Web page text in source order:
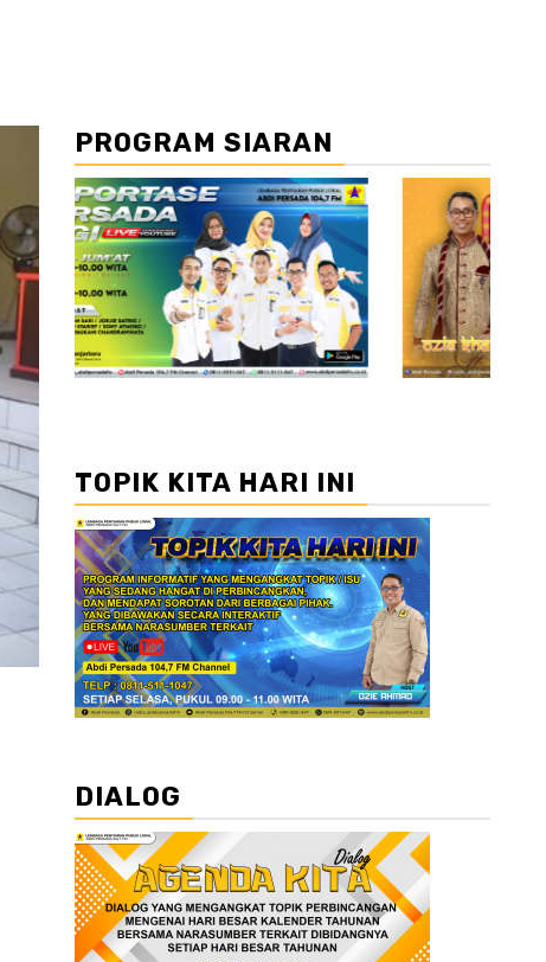
PROGRAM SIARAN
//2
TOPIK KITA HARI INI
DIALOG